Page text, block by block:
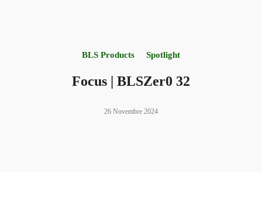
BLS Products Spotlight
Focus | BLSZer0 32
26 Novembre 2024